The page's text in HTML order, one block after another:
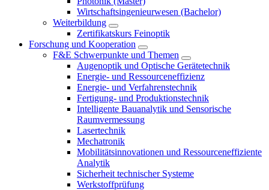
Wirtschaftsingenieurwesen (Bachelor)
Weiterbildung
Zertifikatskurs Feinoptik
Forschung und Kooperation
F&E Schwerpunkte und Themen
Augenoptik und Optische Gerätetechnik
Energie- und Ressourceneffizienz
Energie- und Verfahrenstechnik
Fertigung- und Produktionstechnik
Intelligente Bauanalytik und Sensorische
Raumvermessung
Lasertechnik
Mechatronik
Mobilitätsinnovationen und Ressourceneffiziente
Analytik
Sicherheit technischer Systeme
Werkstoffprüfung